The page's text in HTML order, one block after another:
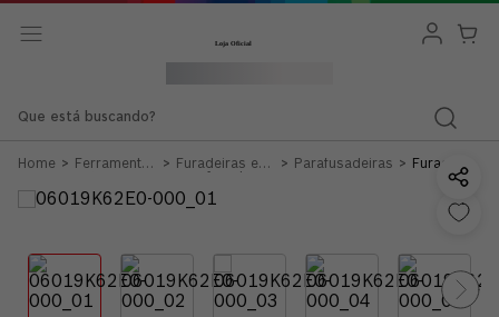
Ferramentas
18v
Furadeiras e
Parafusadeiras
Furadeira
Bosch
GSR 18V-
Sem
bateria